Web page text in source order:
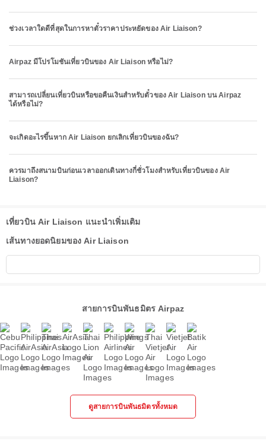
ช่วงเวลาใดดีที่สุดในการหาตั๋วราคาประหยัดของ Air Liaison?
Airpaz มีโปรโมชันเที่ยวบินของ Air Liaison หรือไม่?
สามารถเปลี่ยนเที่ยวบินหรือขอคืนเงินสำหรับตั๋วของ Air Liaison บน Airpaz
ได้หรือไม่?
จะเกิดอะไรขึ้นหาก Air Liaison ยกเลิกเที่ยวบินของฉัน?
ควรมาถึงสนามบินก่อนเวลาออกเดินทางกี่ชั่วโมงสำหรับเที่ยวบินของ Air
Liaison?
เที่ยวบิน Air Liaison แนะนำเพิ่มเติม
เส้นทางยอดนิยมของ Air Liaison
สายการบินพันธมิตร Airpaz
ดูสายการบินพันธมิตรทั้งหมด